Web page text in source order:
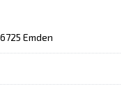
Emden